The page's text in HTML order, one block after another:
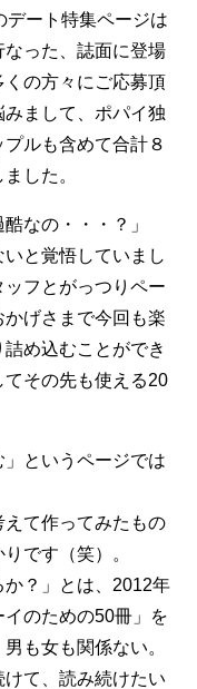
デート特集ページは
った、誌面に登場
くの方々にご応募頂
まして、ポパイ独
ルも含めて合計８
した。
なの・・・？」
いと覚悟していまし
フとがっつりペー
げさまで今回も楽
め込むことができ
てその先も使える20
というページでは
て作ってみたもの
です（笑）。
か？」とは、2012年
のための50冊」を
も女も関係ない。
て、読み続けたい